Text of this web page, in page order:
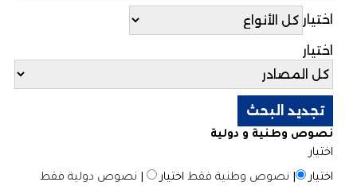
اختيار
اختيار
نصوص وطنية و دولية
اختيار
اختيار
| نصوص وطنية فقط اختيار | نصوص دولية فقط